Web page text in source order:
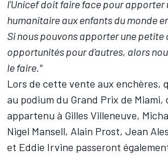
l'Unicef doit faire face pour apporter
humanitaire aux enfants du monde
Si nous pouvons apporter une
opportunités pour d'autres, alors
le faire."
Lors de cette vente aux enchères,
au podium du Grand Prix de Miami,
appartenu à Gilles Villeneuve,
Nigel Mansell, Alain Prost, Jean
et Eddie Irvine passeront